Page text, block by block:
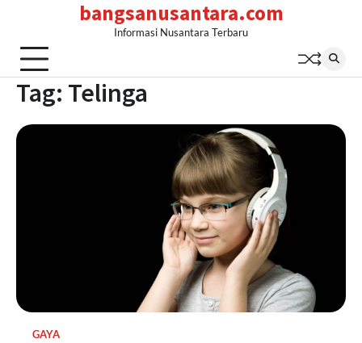
content
bangsanusantara.com
Informasi Nusantara Terbaru
Tag: Telinga
GAYA